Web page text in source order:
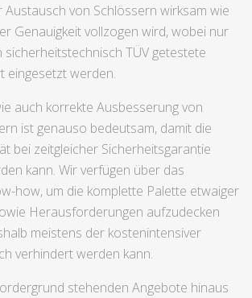
Austausch von Schlössern wirksam wie
Genauigkeit vollzogen wird, wobei nur
TÜV getestete
eingesetzt werden.
auch korrekte Ausbesserung von
ist genauso bedeutsam, damit die
bei zeitgleicher Sicherheitsgarantie
kann. Wir verfügen über das
how, um die komplette Palette etwaiger
Herausforderungen aufzudecken
meistens der kostenintensiver
verhindert werden kann.
stehenden Angebote hinaus